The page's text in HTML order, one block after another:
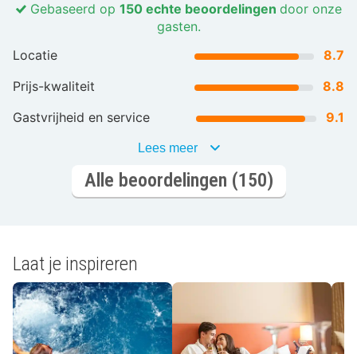
Gebaseerd op 150 echte beoordelingen door onze
gasten.
Locatie
8.7
Prijs-kwaliteit
8.8
Gastvrijheid en service
9.1
Lees meer
Alle beoordelingen (150)
Laat je inspireren